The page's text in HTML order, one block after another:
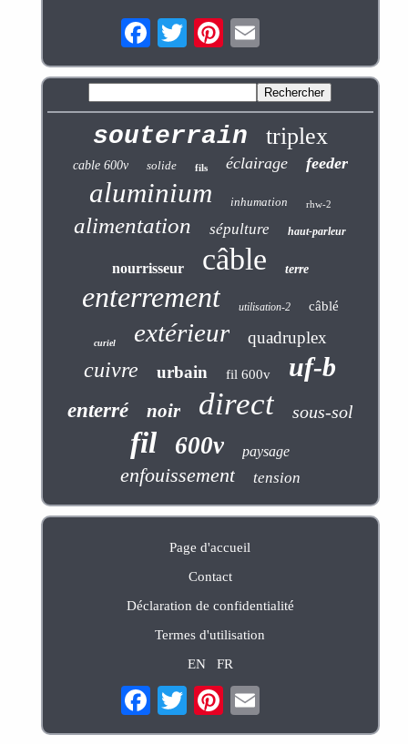
souterrain triplex
cable 600v solide fils éclairage feeder
aluminium inhumation rhw-2
alimentation sépulture haut-parleur
nourrisseur câble terre
enterrement utilisation-2 câblé
curiel extérieur quadruplex
cuivre urbain fil 600v uf-b
enterré noir direct sous-sol
fil 600v paysage
enfouissement tension
Page d'accueil
Contact
Déclaration de confidentialité
Termes d'utilisation
EN
FR